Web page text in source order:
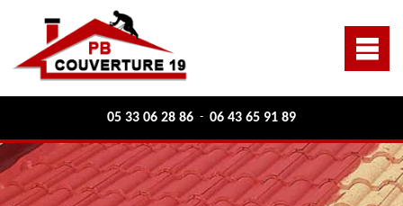
05 33 06 28 86 - 06 43 65 91 89